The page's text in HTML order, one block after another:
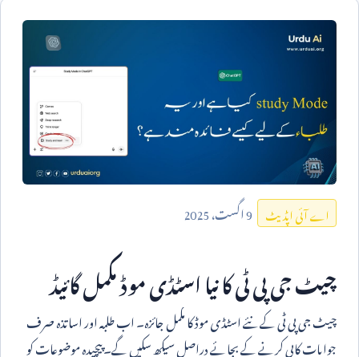
اے آئی اپڈیٹ 9اگست،2025
چیٹ جی پی ٹی کا نیا اسٹڈی موڈ مکمل گائیڈ
چیٹ جی پی ٹی کے نئے اسٹڈی موڈ کا مکمل جائزہ۔ اب طلبہ اور اساتذہ صرف
جوابات کاپی کرنے کے بجائے دراصل سیکھ سکیں گے۔ پیچیدہ موضوعات کو